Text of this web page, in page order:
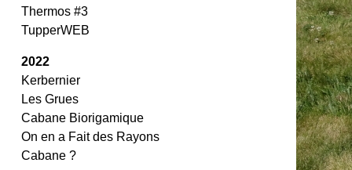
Thermos #3
TupperWEB
2022
Kerbernier
Les Grues
Cabane Biorigamique
On en a Fait des Rayons
Cabane ?